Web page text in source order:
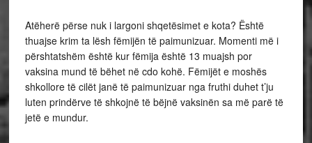
Atëherë përse nuk i largoni shqetësimet e kota? Është
thuajse krim ta lësh fëmijën të paimunizuar. Momenti më i
përshtatshëm është kur fëmija është 13 muajsh por
vaksina mund të bëhet në cdo kohë. Fëmijët e moshës
shkollore të cilët janë të paimunizuar nga fruthi duhet t’ju
luten prindërve të shkojnë të bëjnë vaksinën sa më parë të
jetë e mundur.